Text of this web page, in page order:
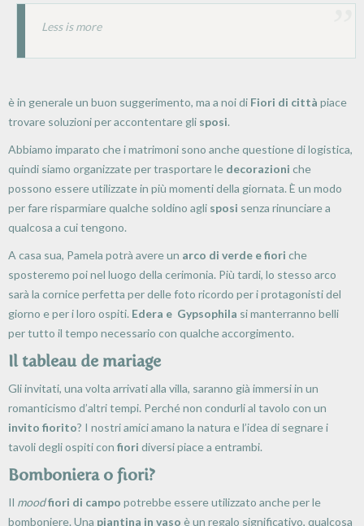
Less is more
è in generale un buon suggerimento, ma a noi di Fiori di città piace
trovare soluzioni per accontentare gli sposi.
Abbiamo imparato che i matrimoni sono anche questione di logistica,
quindi siamo organizzate per trasportare le decorazioni che
possono essere utilizzate in più momenti della giornata. È un modo
per fare risparmiare qualche soldino agli sposi senza rinunciare a
qualcosa a cui tengono.
A casa sua, Pamela potrà avere un arco di verde e fiori che
sposteremo poi nel luogo della cerimonia. Più tardi, lo stesso arco
sarà la cornice perfetta per delle foto ricordo per i protagonisti del
giorno e per i loro ospiti. Edera e Gypsophila si manterranno belli
per tutto il tempo necessario con qualche accorgimento.
Il tableau de mariage
Gli invitati, una volta arrivati alla villa, saranno già immersi in un
romanticismo d’altri tempi. Perché non condurli al tavolo con un
invito fiorito? I nostri amici amano la natura e l’idea di segnare i
tavoli degli ospiti con fiori diversi piace a entrambi.
Bomboniera o fiori?
Il moodfiori di campo potrebbe essere utilizzato anche per le
bomboniere. Una piantina in vaso è un regalo significativo, qualcosa